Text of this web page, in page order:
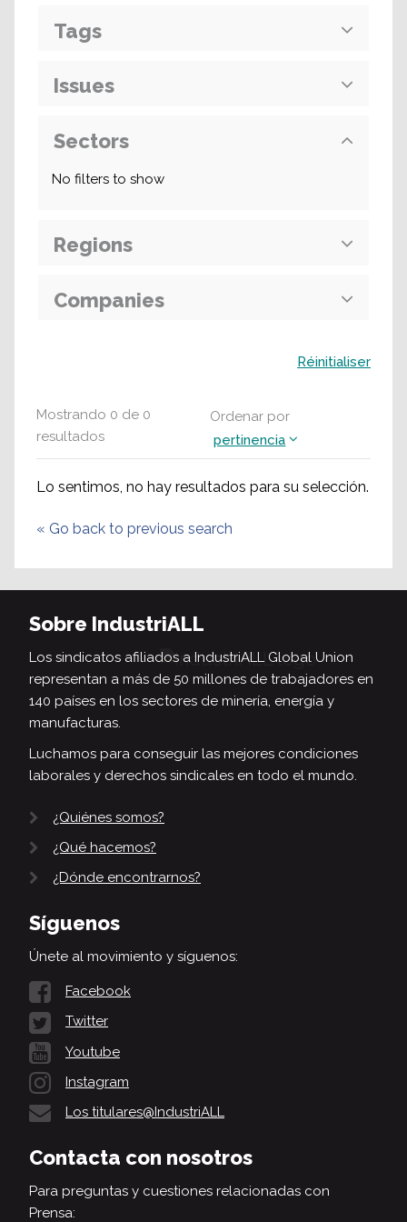
Mostrando 0 de 0
resultados
Ordenar por
pertinencia
Lo sentimos, no hay resultados para su selección.
« Go back to previous search
Tags
Issues
Sectors
No filters to show
Regions
Companies
Réinitialiser
Sobre IndustriALL
Los sindicatos afiliados a IndustriALL Global Union
representan a más de 50 millones de trabajadores en
140 países en los sectores de minería, energía y
manufacturas.
Luchamos para conseguir las mejores condiciones
laborales y derechos sindicales en todo el mundo.
¿Quiénes somos?
¿Qué hacemos?
¿Dónde encontrarnos?
Síguenos
Únete al movimiento y síguenos:
Facebook
Twitter
Youtube
Instagram
Los titulares@IndustriALL
Contacta con nosotros
Para preguntas y cuestiones relacionadas con
Prensa: